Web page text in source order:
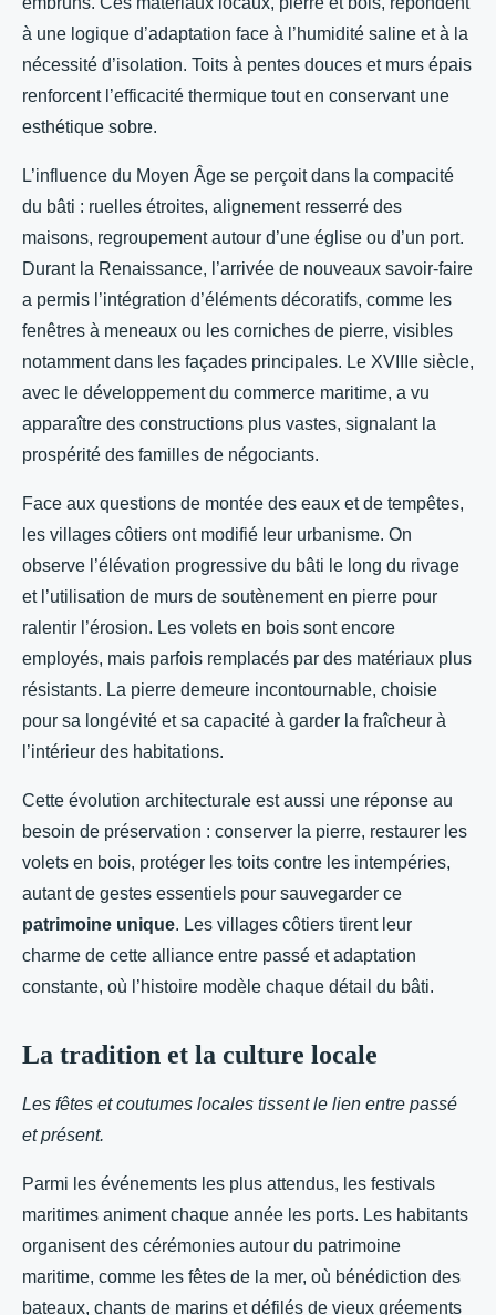
à une logique d’adaptation face à l’humidité saline et à la
nécessité d’isolation. Toits à pentes douces et murs épais
renforcent l’efficacité thermique tout en conservant une
esthétique sobre.
L’influence du Moyen Âge se perçoit dans la compacité
du bâti : ruelles étroites, alignement resserré des
maisons, regroupement autour d’une église ou d’un port.
Durant la Renaissance, l’arrivée de nouveaux savoir-faire
a permis l’intégration d’éléments décoratifs, comme les
fenêtres à meneaux ou les corniches de pierre, visibles
notamment dans les façades principales. Le XVIIIe siècle,
avec le développement du commerce maritime, a vu
apparaître des constructions plus vastes, signalant la
prospérité des familles de négociants.
Face aux questions de montée des eaux et de tempêtes,
les villages côtiers ont modifié leur urbanisme. On
observe l’élévation progressive du bâti le long du rivage
et l’utilisation de murs de soutènement en pierre pour
ralentir l’érosion. Les volets en bois sont encore
employés, mais parfois remplacés par des matériaux plus
résistants. La pierre demeure incontournable, choisie
pour sa longévité et sa capacité à garder la fraîcheur à
l’intérieur des habitations.
Cette évolution architecturale est aussi une réponse au
besoin de préservation : conserver la pierre, restaurer les
volets en bois, protéger les toits contre les intempéries,
autant de gestes essentiels pour sauvegarder ce
patrimoine unique. Les villages côtiers tirent leur
charme de cette alliance entre passé et adaptation
constante, où l’histoire modèle chaque détail du bâti.
La tradition et la culture locale
Les fêtes et coutumes locales tissent le lien entre passé
et présent.
Parmi les événements les plus attendus, les festivals
maritimes animent chaque année les ports. Les habitants
organisent des cérémonies autour du patrimoine
maritime, comme les fêtes de la mer, où bénédiction des
bateaux, chants de marins et défilés de vieux gréements